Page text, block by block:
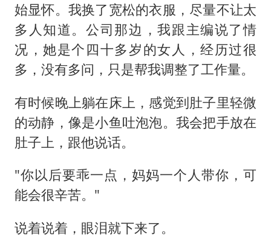
始显怀。我换了宽松的衣服，尽量不让太
多人知道。公司那边，我跟主编说了情
况，她是个四十多岁的女人，经历过很
多，没有多问，只是帮我调整了工作量。
有时候晚上躺在床上，感觉到肚子里轻微
的动静，像是小鱼吐泡泡。我会把手放在
肚子上，跟他说话。
"你以后要乖一点，妈妈一个人带你，可
能会很辛苦。"
说着说着，眼泪就下来了。